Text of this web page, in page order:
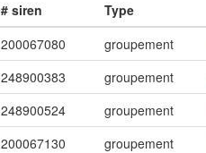
# siren Type
200067080
groupement
248900383
groupement
248900524
groupement
200067130
groupement